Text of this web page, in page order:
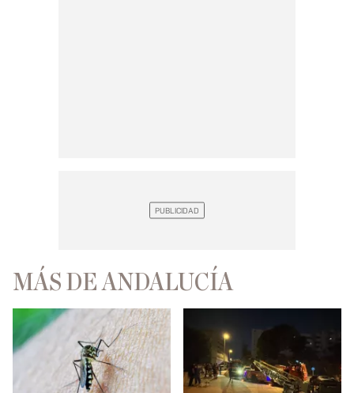
MÁS DE ANDALUCÍA